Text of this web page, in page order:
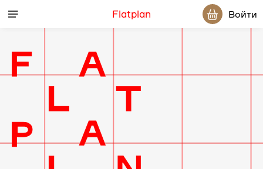
Flatplan Войти
Дизайн-
проект
интерьера